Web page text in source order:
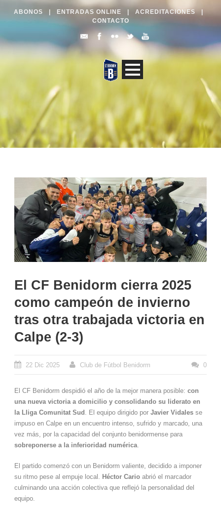
ABONOS ENTRADAS ONLINE ACREDITACIONES|
CONTACTO
El CF Benidorm cierra 2025
como campeón de invierno
tras otra trabajada victoria en
Calpe (2-3)
22 Dic 2025 Club de Fútbol Benidorm 0
El CF Benidorm despidió el año de la mejor manera posible: con
una nueva victoria a domicilio y consolidando su liderato en
la Lliga Comunitat Sud . El equipo dirigido por Javier Vidales se
impuso en Calpe en un encuentro intenso, sufrido y marcado, una
vez más, por la capacidad del conjunto benidormense para
sobreponerse a la inferioridad numérica.
El partido comenzó con un Benidorm valiente, decidido a imponer
su ritmo pese al empuje local. Héctor Cario abrió el marcador
culminando una acción colectiva que reflejó la personalidad del
equipo.